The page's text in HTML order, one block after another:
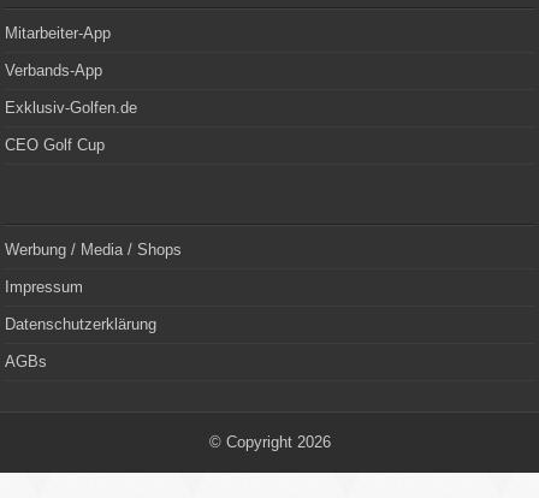
Mitarbeiter-App
Verbands-App
Exklusiv-Golfen.de
CEO Golf Cup
Werbung / Media / Shops
Impressum
Datenschutzerklärung
AGBs
© Copyright 2026